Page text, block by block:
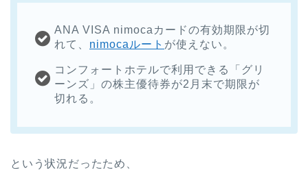
ANA VISA nimocaカードの有効期限が切
れて、 nimocaルート が使えない。
コンフォートホテルで利用できる「グリ
ーンズ」の株主優待券が2月末で期限が
切れる。
という状況だったため、